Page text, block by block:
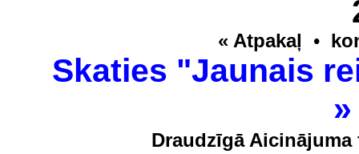
« Atpakaļ •
Skaties "Jaunais
Draudzīgā